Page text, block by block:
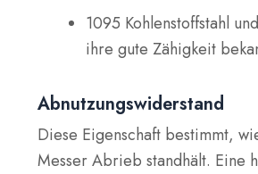
1095 Kohlenstoffstahl
ihre gute Zähigkeit
Abnutzungswiderstand
Diese Eigenschaft bestimmt,
Messer Abrieb standhält. Eine